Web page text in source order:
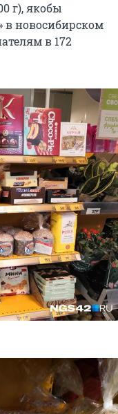
г), якобы
в новосибирском
в 172